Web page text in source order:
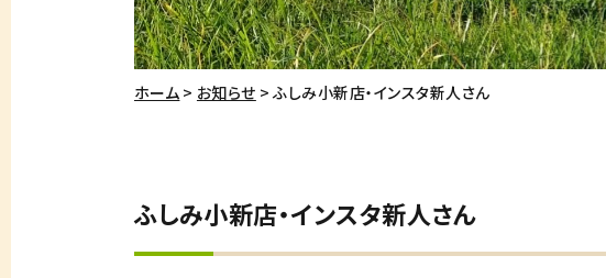
ホーム お知らせ ふしみ小新店・インスタ新人さん
ふしみ小新店・インスタ新人さん